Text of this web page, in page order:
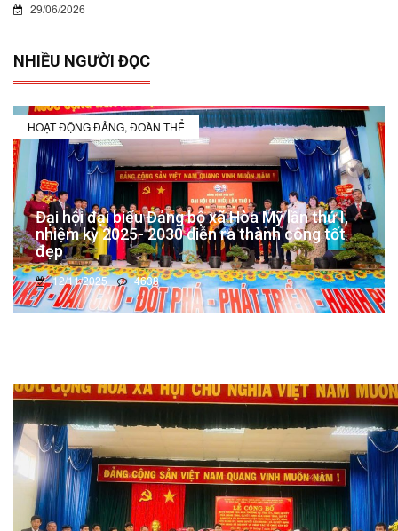
29/06/2026
NHIỀU NGƯỜI ĐỌC
HOẠT ĐỘNG ĐẢNG, ĐOÀN THỂ
Đại hội đại biểu Đảng bộ xã Hòa Mỹ lần thứ I,
nhiệm kỳ 2025- 2030 diễn ra thành công tốt
đẹp
12/11/2025 4638